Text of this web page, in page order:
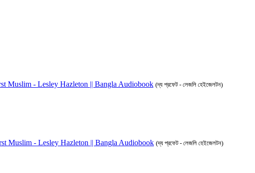
Muslim - Lesley Hazleton || Bangla Audiobook (দ্য প্রফেট - লেজলি হেইজেলটন)
Muslim - Lesley Hazleton || Bangla Audiobook (দ্য প্রফেট - লেজলি হেইজেলটন)